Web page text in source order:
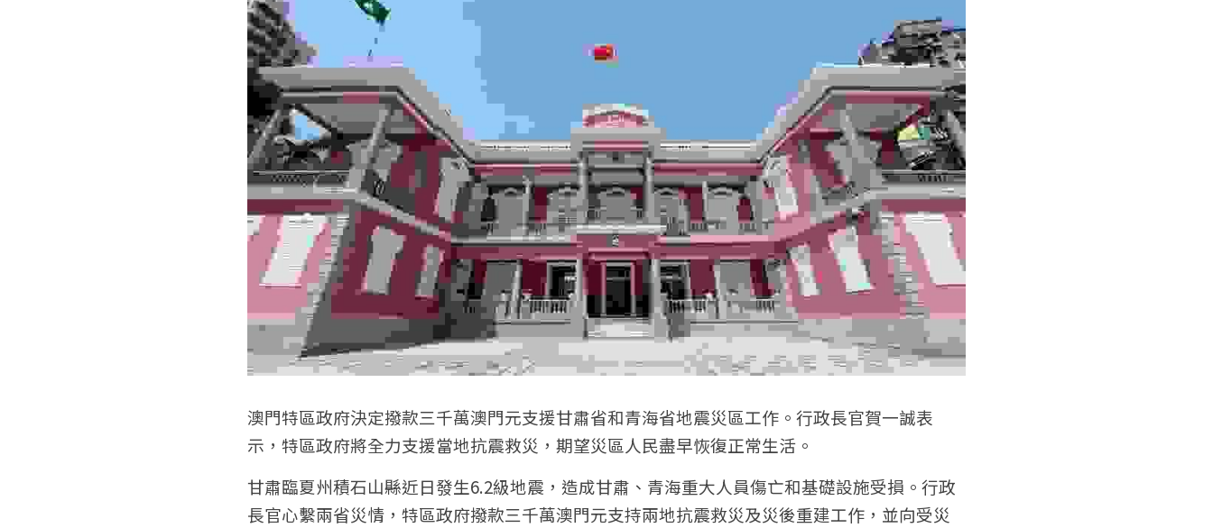
澳門特區政府決定撥款三千萬澳門元支援甘肅省和青海省地震災區工作。行政長官賀一誠表
示，特區政府將全力支援當地抗震救災，期望災區人民盡早恢復正常生活。
甘肅臨夏州積石山縣近日發生6.2級地震，造成甘肅、青海重大人員傷亡和基礎設施受損。行政
長官心繫兩省災情，特區政府撥款三千萬澳門元支持兩地抗震救災及災後重建工作，並向受災